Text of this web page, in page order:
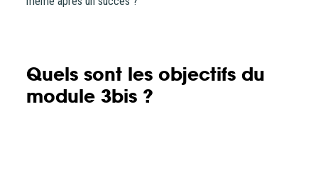
Quels sont les objectifs du
module 3bis ?